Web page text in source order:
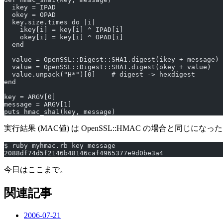
  ikey = IPAD
  okey = OPAD
  key.size.times do |i|
    ikey[i] = key[i] ^ IPAD[i]
    okey[i] = key[i] ^ OPAD[i]
  end
  value = OpenSSL::Digest::SHA1.digest(ikey + message)
  value = OpenSSL::Digest::SHA1.digest(okey + value)
  value.unpack("H*")[0]    # digest -> hexdigest
end
key = ARGV[0]
message = ARGV[1]
puts hmac_sha1(key, message)
実行結果 (MAC値) は OpenSSL::HMAC の場合と同じになっ
$ ruby myhmac.rb key message
2088df74d5f2146b48146caf4965377e9d0be3a4
今日はここまで。
関連記事
2006-07-21